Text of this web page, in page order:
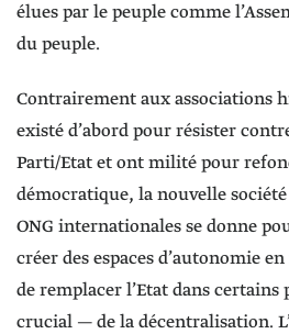
élues par le peuple comme
du peuple.
Contrairement aux associations
existé d’abord pour résister
Parti/Etat et ont milité pour
démocratique, la nouvelle
ONG internationales se donne
créer des espaces d’autonomie
de remplacer l’Etat dans
crucial — de la décentralisation.